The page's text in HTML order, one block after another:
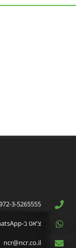
3-5265555
צ'אט ב-WhatsApp
ncr@ncr.co.il